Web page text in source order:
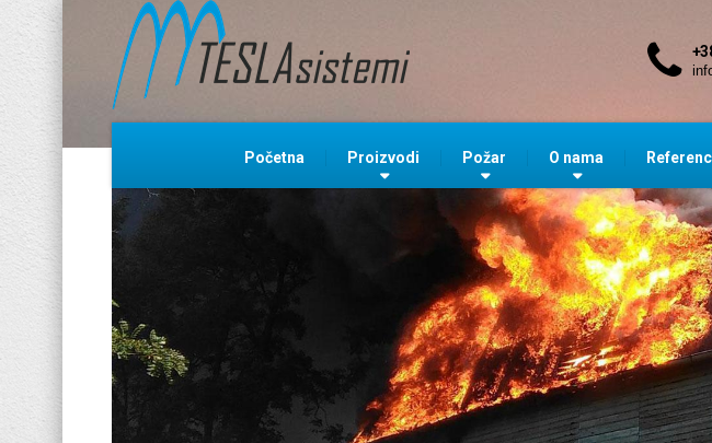
Početna Proizvodi Požar O nama